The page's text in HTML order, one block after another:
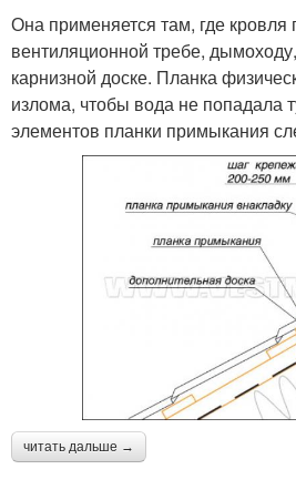
Она применяется там, где кровля
вентиляционной требе,
карнизной доске. Планка
излома, чтобы вода не попадала
элементов планки примыкания
читать дальше →